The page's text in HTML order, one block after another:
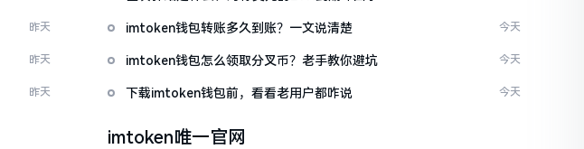
昨天
昨天
昨天
imtoken钱包转账多久到账？一文说清楚 今天
imtoken钱包怎么领取分叉币？老手教你避坑 今天
下载imtoken钱包前，看看老用户都咋说 今天
imtoken唯一官网